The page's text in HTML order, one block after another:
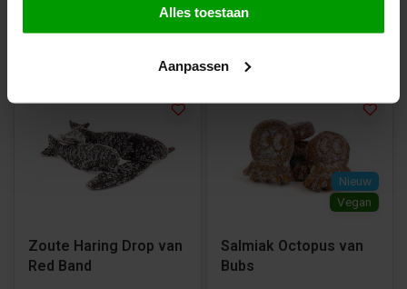
Alles toestaan
Aanpassen
Zoute Haring Drop van
Red Band
Nieuw
Vegan
Salmiak Octopus van
Bubs